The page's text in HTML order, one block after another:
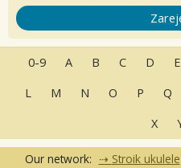
0-9 A B C D E
L
M N O P Q
X
Our network: Stroik ukulele